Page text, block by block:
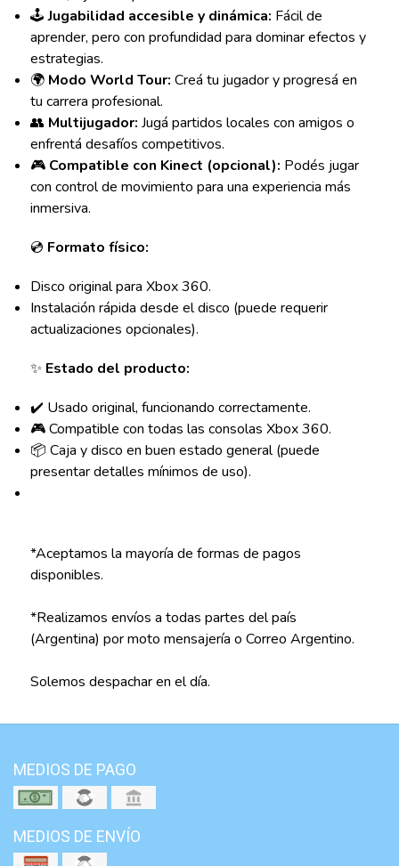
🕹️Jugabilidad accesible y dinámica: Fácil de
aprender, pero con profundidad para dominar efectos y
estrategias.
🌍 Modo World Tour: Creá tu jugador y progresá en
tu carrera profesional.
👥 Multijugador: Jugá partidos locales con amigos o
enfrentá desafíos competitivos.
🎮 Compatible con Kinect (opcional): Podés jugar
con control de movimiento para una experiencia más
inmersiva.
💿 Formato físico:
Disco original para Xbox 360.
Instalación rápida desde el disco (puede requerir
actualizaciones opcionales).
✨ Estado del producto:
✔️ Usado original, funcionando correctamente.
🎮 Compatible con todas las consolas Xbox 360.
📦 Caja y disco en buen estado general (puede
presentar detalles mínimos de uso).
*Aceptamos la mayoría de formas de pagos
disponibles.
*Realizamos envíos a todas partes del país
(Argentina) por moto mensajería o Correo Argentino.
Solemos despachar en el día.
MEDIOS DE PAGO
MEDIOS DE ENVÍO